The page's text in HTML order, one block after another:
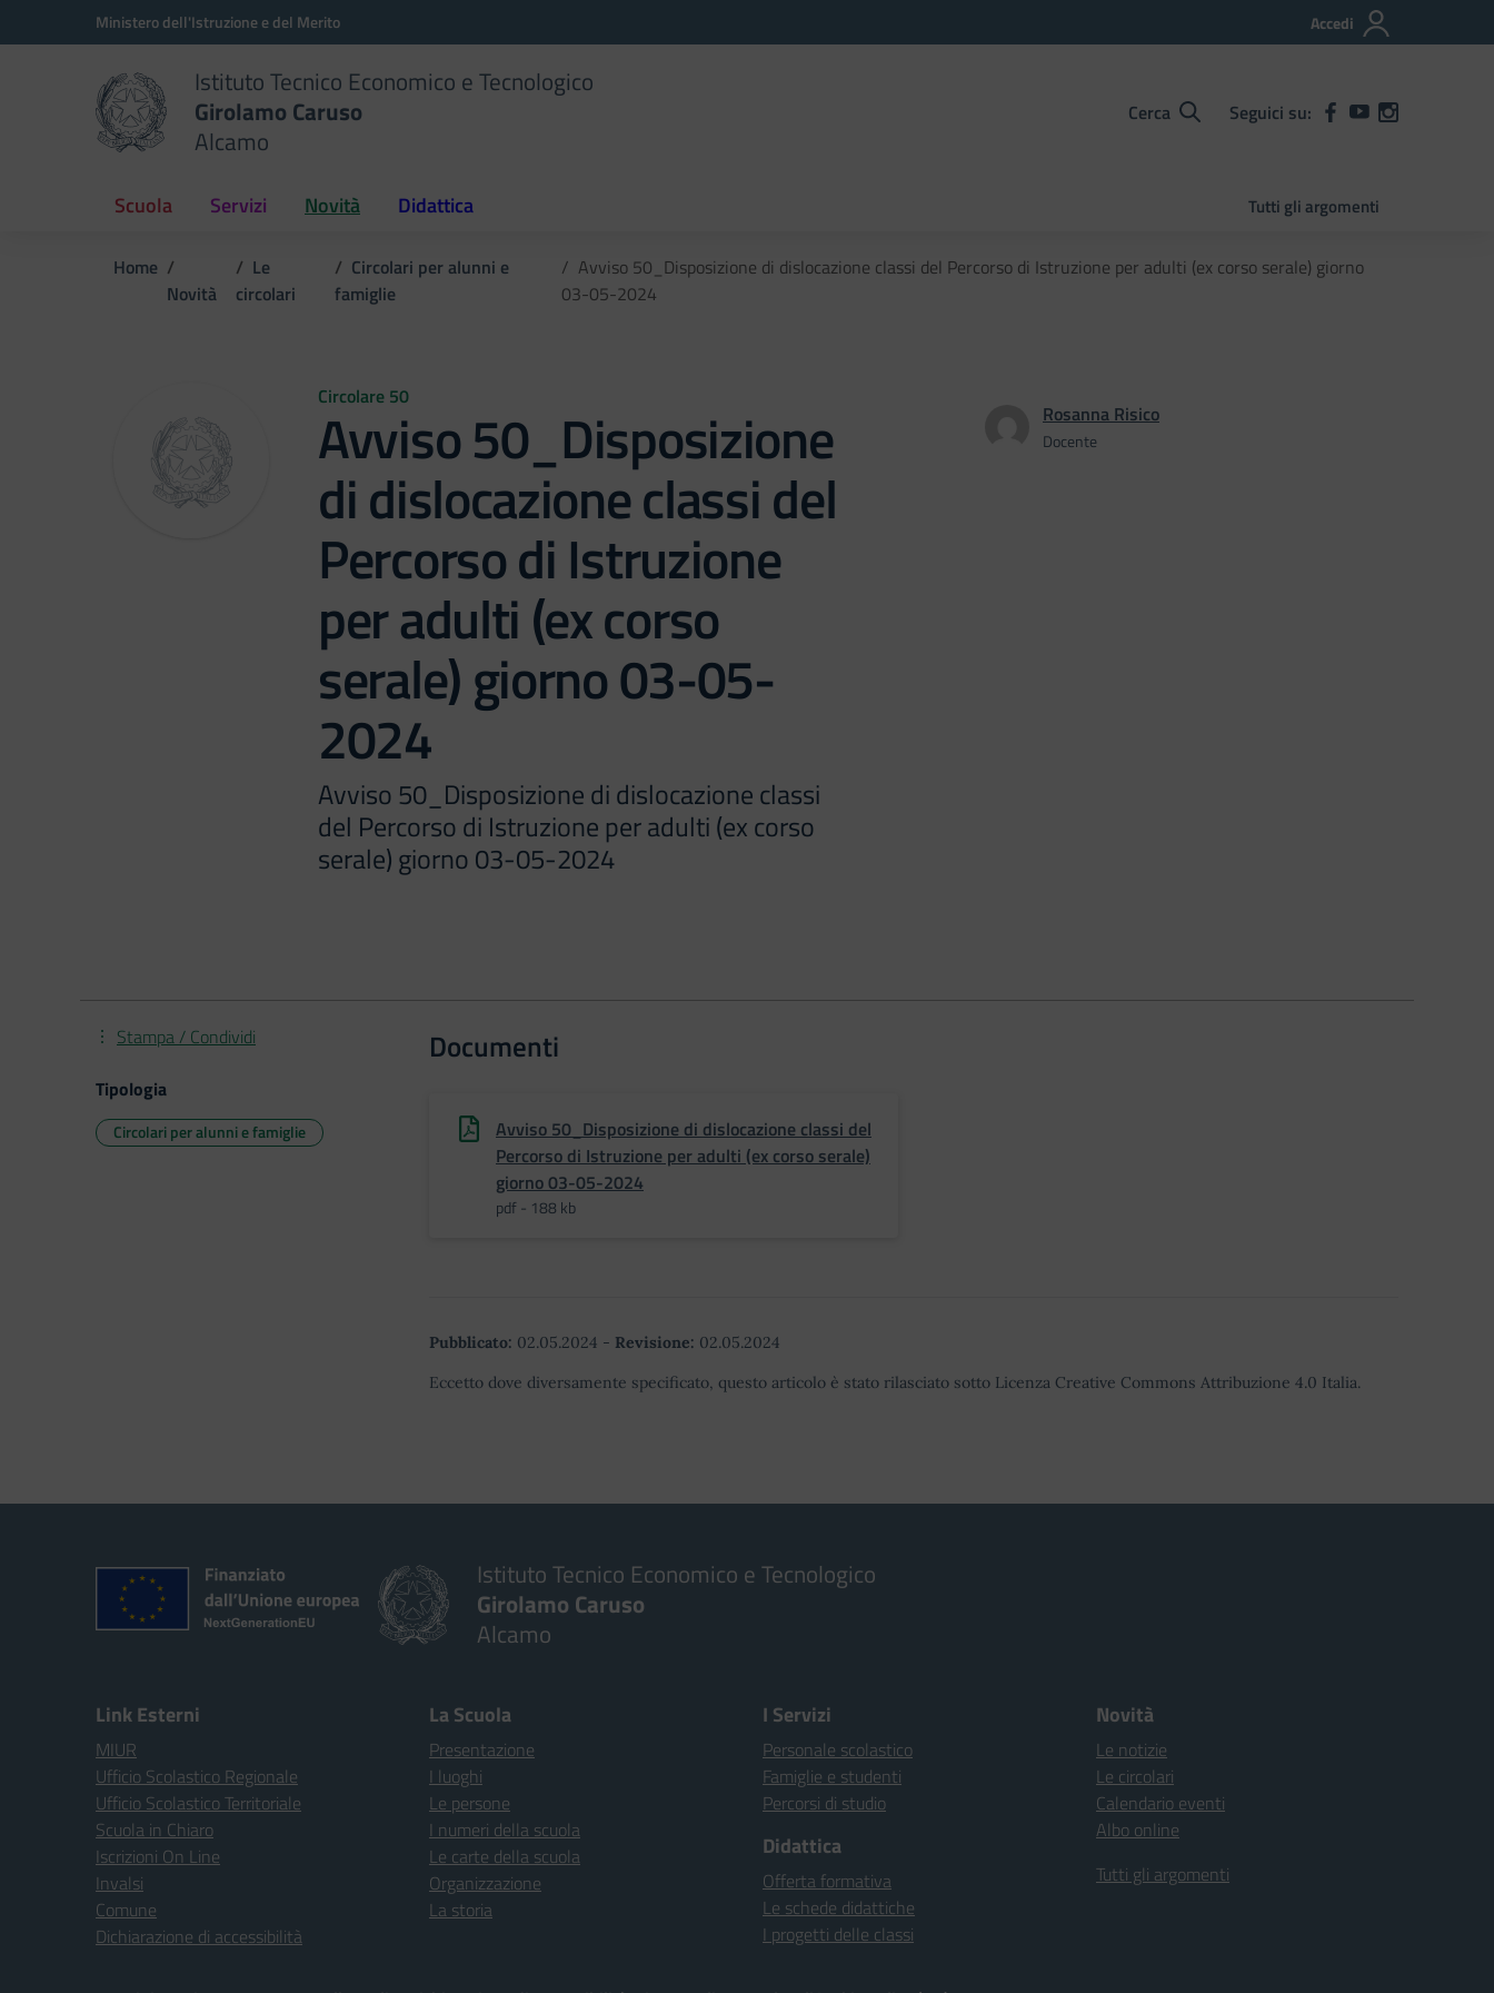
Vai ai contenuti
Vai al menu di navigazioneMinistero dell'Istruzione e del Merito Accedi
Istituto Tecnico Economico e Tecnologico
Girolamo Caruso
Alcamo
Cerca Seguici su:
Scuola Servizi Novità Didattica Tutti gli argomenti
Home
Novità
Le
circolari
Circolari per alunni e
famiglie
Avviso 50_Disposizione di dislocazione classi del Percorso di Istruzione per adulti (ex corso serale) giorno
03-05-2024
Circolare 50
Avviso 50_Disposizione
di dislocazione classi del
Percorso di Istruzione
per adulti (ex corso
serale) giorno 03-05-
2024
Avviso 50_Disposizione di dislocazione classi
del Percorso di Istruzione per adulti (ex corso
serale) giorno 03-05-2024
Rosanna Risico
Docente
Documenti
Avviso 50_Disposizione di dislocazione classi del
Percorso di Istruzione per adulti (ex corso serale)
giorno 03-05-2024
pdf - 188 kb
Pubblicato: 02.05.2024 - Revisione: 02.05.2024
Eccetto dove diversamente specificato, questo articolo è stato rilasciato sotto Licenza Creative Commons Attribuzione 4.0 Italia.
Stampa / Condividi
Tipologia
Circolari per alunni e famiglie
Istituto Tecnico Economico e Tecnologico
Girolamo Caruso
Alcamo
Link Esterni
MIUR
Ufficio Scolastico Regionale
Ufficio Scolastico Territoriale
Scuola in Chiaro
Iscrizioni On Line
Invalsi
Comune
Dichiarazione di accessibilità
La Scuola
Presentazione
I luoghi
Le persone
I numeri della scuola
Le carte della scuola
Organizzazione
La storia
I Servizi
Personale scolastico
Famiglie e studenti
Percorsi di studio
Didattica
Offerta formativa
Le schede didattiche
I progetti delle classi
Novità
Le notizie
Le circolari
Calendario eventi
Albo online
Tutti gli argomenti